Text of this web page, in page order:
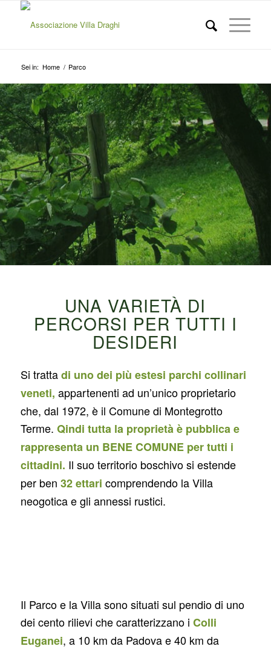
Sei in: Home / Parco
IL PARCO
PERCORSI PER I NEOFITI E I
PIÙ ESPERTI, IMMERSI NELLA
NATURA
UNA VARIETÀ DI
PERCORSI PER TUTTI I
DESIDERI
Si trattadi uno dei più estesi parchi collinari
veneti, appartenenti ad un’unico proprietario
che, dal 1972, è il Comune di Montegrotto
Terme. Qindi tutta la proprietà è pubblica e
rappresenta un BENE COMUNE per tutti i
cittadini. Il suo territorio boschivo si estende
per ben 32 ettari comprendendo la Villa
neogotica e gli annessi rustici.
Il Parco e la Villa sono situati sul pendio di uno
dei cento rilievi che caratterizzano i Colli
Euganei, a 10 km da Padova e 40 km da